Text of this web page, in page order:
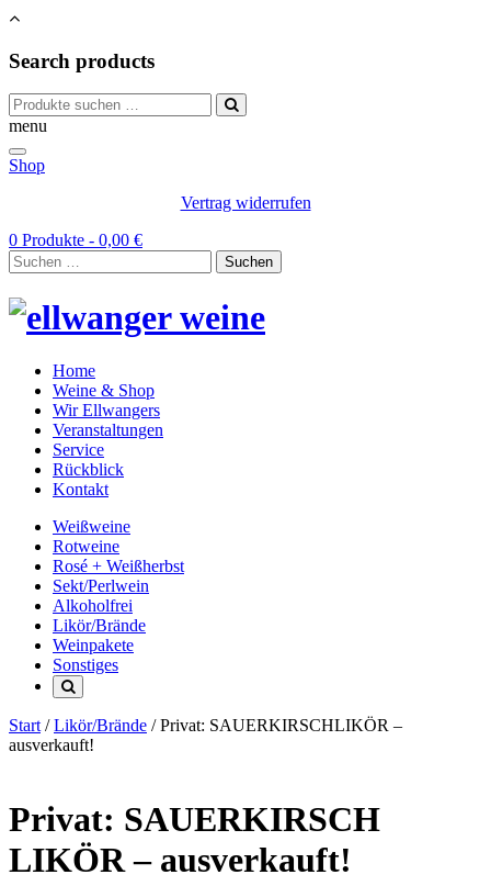
Search products
Suchen
nach:
menu
Shop
Vertrag widerrufen
0 Produkte - 0,00 €
Suchen
nach:
Home
Weine & Shop
Wir Ellwangers
Veranstaltungen
Service
Rückblick
Kontakt
Weißweine
Rotweine
Rosé + Weißherbst
Sekt/Perlwein
Alkoholfrei
Likör/Brände
Weinpakete
Sonstiges
Start /Likör/Brände / Privat: SAUERKIRSCHLIKÖR –
ausverkauft!
Privat: SAUERKIRSCH
LIKÖR – ausverkauft!